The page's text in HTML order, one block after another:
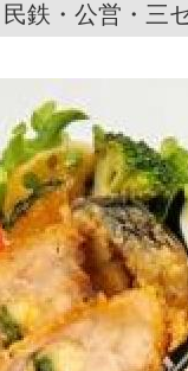
民鉄・公営・三